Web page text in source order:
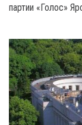
партии «Голос»